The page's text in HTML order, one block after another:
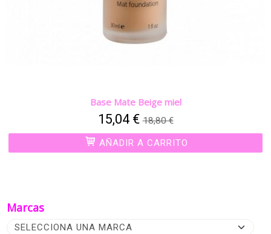
Marcas
Base Mate Beige miel
15,04 €18,80 €
AÑADIR A CARRITO